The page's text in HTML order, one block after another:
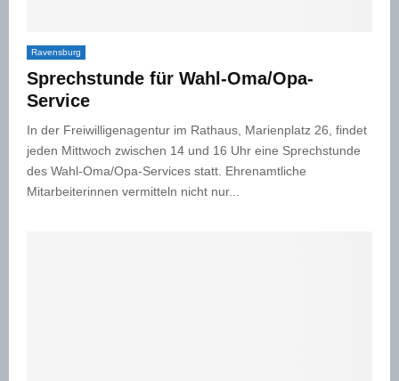
Ravensburg
Sprechstunde für Wahl-Oma/Opa-
Service
In der Freiwilligenagentur im Rathaus, Marienplatz 26, findet
jeden Mittwoch zwischen 14 und 16 Uhr eine Sprechstunde
des Wahl-Oma/Opa-Services statt. Ehrenamtliche
Mitarbeiterinnen vermitteln nicht nur...